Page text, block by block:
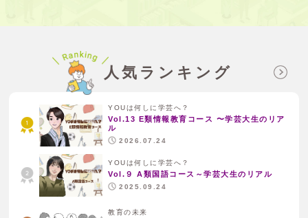
人気ランキング
YOUは何しに学芸へ？
Vol.13 E類情報教育コース 〜学芸大生のリア
ル
2026.07.24
YOUは何しに学芸へ？
Vol.９ A類国語コース～学芸大生のリアル
2025.09.24
教育の未来